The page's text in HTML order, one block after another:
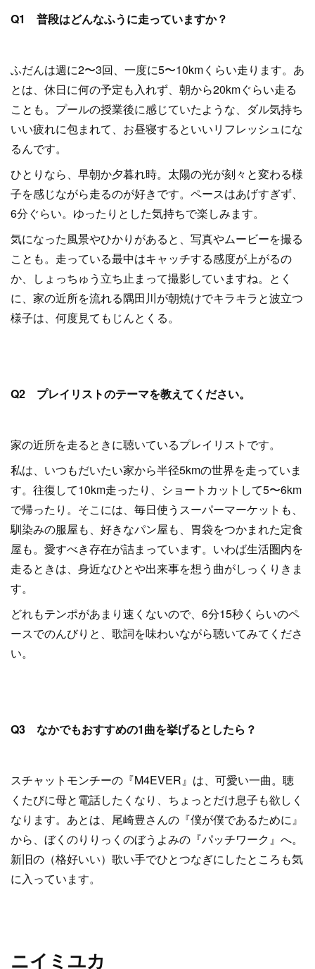
Q1 普段はどんなふうに走っていますか？
ふだんは週に2〜3回、一度に5〜10kmくらい走ります。あ
とは、休日に何の予定も入れず、朝から20kmぐらい走る
ことも。プールの授業後に感じていたような、ダル気持ち
いい疲れに包まれて、お昼寝するといいリフレッシュにな
るんです。
ひとりなら、早朝か夕暮れ時。太陽の光が刻々と変わる様
子を感じながら走るのが好きです。ペースはあげすぎず、
6分ぐらい。ゆったりとした気持ちで楽しみます。
気になった風景やひかりがあると、写真やムービーを撮る
ことも。走っている最中はキャッチする感度が上がるの
か、しょっちゅう立ち止まって撮影していますね。とく
に、家の近所を流れる隅田川が朝焼けでキラキラと波立つ
様子は、何度見てもじんとくる。
Q2 プレイリストのテーマを教えてください。
家の近所を走るときに聴いているプレイリストです。
私は、いつもだいたい家から半径5kmの世界を走っていま
す。往復して10km走ったり、ショートカットして5〜6km
で帰ったり。そこには、毎日使うスーパーマーケットも、
馴染みの服屋も、好きなパン屋も、胃袋をつかまれた定食
屋も。愛すべき存在が詰まっています。いわば生活圏内を
走るときは、身近なひとや出来事を想う曲がしっくりきま
す。
どれもテンポがあまり速くないので、6分15秒くらいのペ
ースでのんびりと、歌詞を味わいながら聴いてみてくださ
い。
Q3 なかでもおすすめの1曲を挙げるとしたら？
スチャットモンチーの『M4EVER』は、可愛い一曲。聴
くたびに母と電話したくなり、ちょっとだけ息子も欲しく
なります。あとは、尾崎豊さんの『僕が僕であるために』
から、ぼくのりりっくのぼうよみの『パッチワーク』へ。
新旧の（格好いい）歌い手でひとつなぎにしたところも気
に入っています。
ニイミユカ